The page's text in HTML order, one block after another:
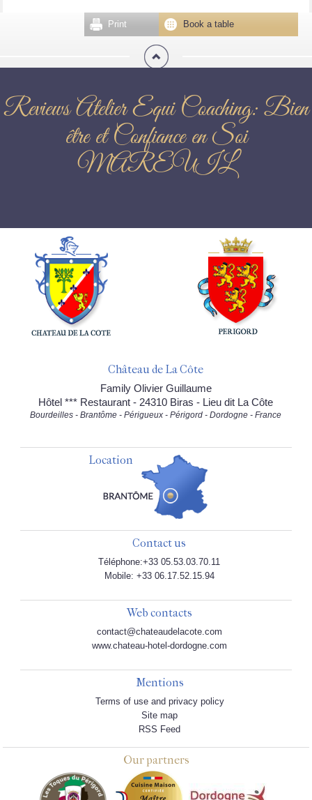
Book a table
Print
Reviews Atelier Equi Coaching: Bien
être et Confiance en Soi
MAREUIL
Château de La Côte
Family Olivier Guillaume
Hôtel *** Restaurant - 24310 Biras - Lieu dit La Côte
Bourdeilles - Brantôme - Périgueux - Périgord - Dordogne - France
Location
Contact us
Téléphone:+33 05.53.03.70.11
Mobile: +33 06.17.52.15.94
Web contacts
contact@chateaudelacote.com
www.chateau-hotel-dordogne.com
Mentions
Terms of use and privacy policy
Site map
RSS Feed
Our partners